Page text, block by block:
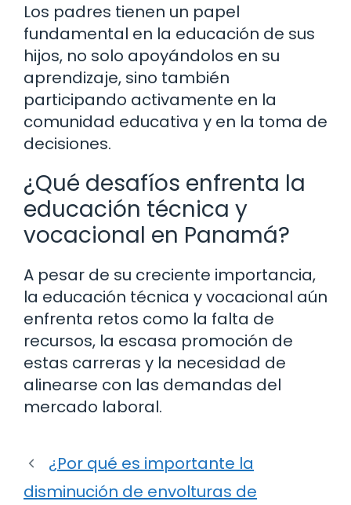
Los padres tienen un papel
fundamental en la educación de sus
hijos, no solo apoyándolos en su
aprendizaje, sino también
participando activamente en la
comunidad educativa y en la toma de
decisiones.
¿Qué desafíos enfrenta la
educación técnica y
vocacional en Panamá?
A pesar de su creciente importancia,
la educación técnica y vocacional aún
enfrenta retos como la falta de
recursos, la escasa promoción de
estas carreras y la necesidad de
alinearse con las demandas del
mercado laboral.
¿Por qué es importante la
disminución de envolturas de